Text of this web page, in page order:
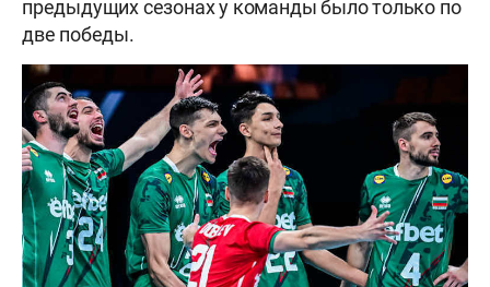
предыдущих сезонах у команды было только по
две победы.